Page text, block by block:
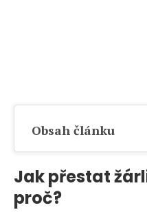
Obsah článku
Jak přestat
proč?